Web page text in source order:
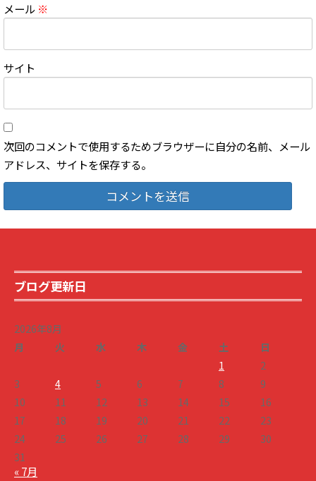
メール ※
サイト
次回のコメントで使用するためブラウザーに自分の名前、メール
アドレス、サイトを保存する。
ブログ更新日
2026年8月
月
火 水 木 金 土
日
1
2
3
4 5 6 7 8
9
10
11 12 13 14 15
16
17
18 19 20 21 22
23
24
25 26 27 28 29
30
31
« 7月